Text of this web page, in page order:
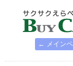
← メイン